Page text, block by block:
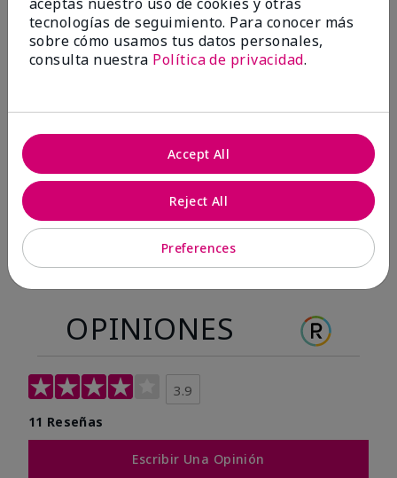
Antes & después
Antes
Después
Antes
Después
OPINIONES
3.9
11 Reseñas
Escribir Una Opinión
tecnologías de seguimiento. Para conocer más
sobre cómo usamos tus datos personales,
consulta nuestra Política de privacidad.
Preferences
Reject All
Accept All